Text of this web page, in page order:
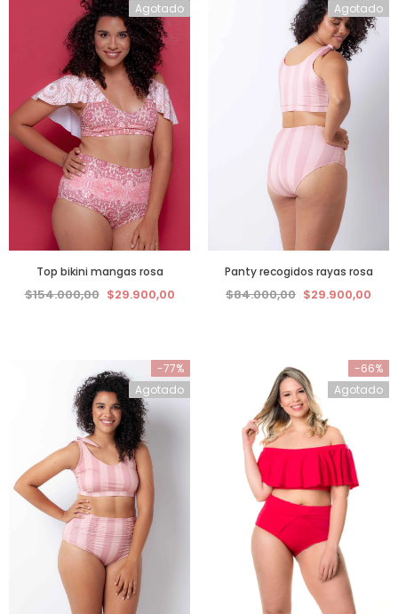
Agotado
Top bikini mangas rosa
$154.000,00 $29.900,00
Agotado
Panty recogidos rayas rosa
$84.000,00 $29.900,00
-77%
Agotado
-66%
Agotado